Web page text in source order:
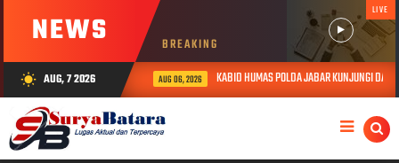
NEWS BREAKING
LIVE
wb_sunny AUG, 7 2026 AUG 06, 2026 KABID HUMAS POLDA JABAR KUNJUNGI DAN